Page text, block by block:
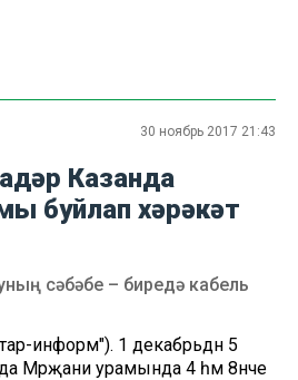
30 ноябрь 2017 21:43
Казанда
буйлап хәрәкәт
сәбәбе – биредә кабель
информ"). 1 декабрьдән 5
Мәрҗани урамында 4 һәм 8нче